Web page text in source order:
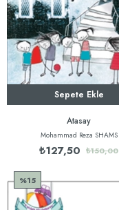
Sepete Ekle
Atasay
Mohammad Reza SHAMS
₺127,50 ₺150,00
%15